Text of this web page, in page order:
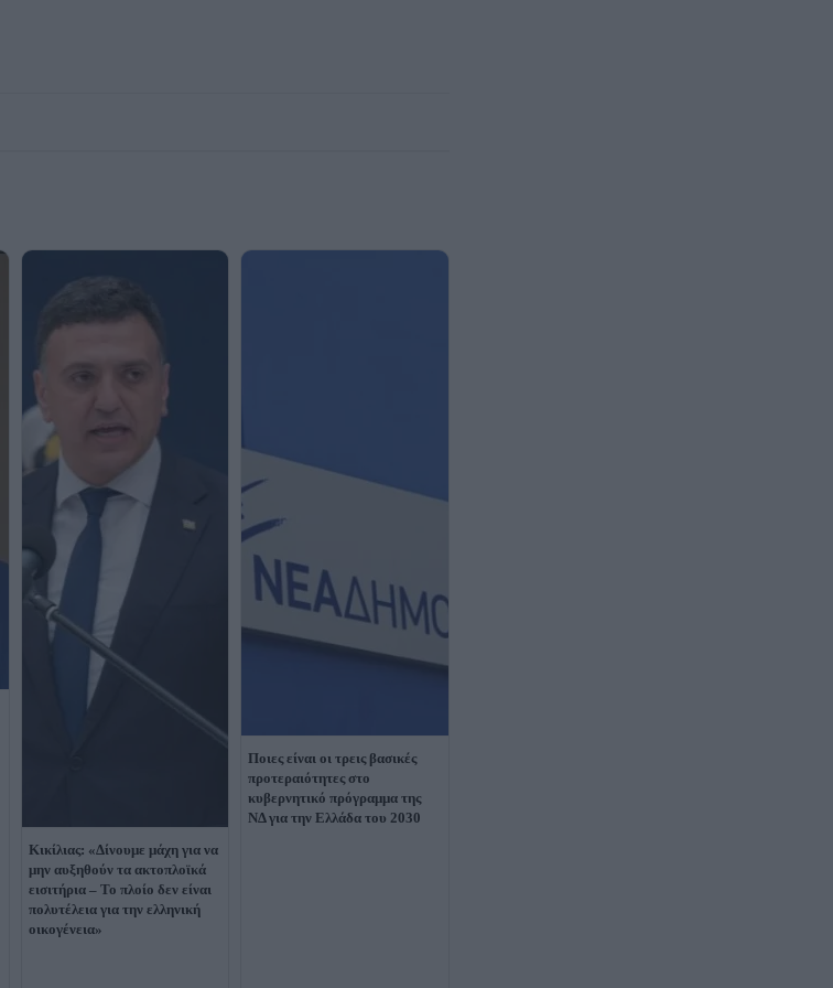
Κικίλιας: «Δίνουμε μάχη για να
μην αυξηθούν τα ακτοπλοϊκά
εισιτήρια – Το πλοίο δεν είναι
πολυτέλεια για την ελληνική
οικογένεια»
Ποιες είναι οι τρεις βασικές
προτεραιότητες στο
κυβερνητικό πρόγραμμα της
ΝΔ για την Ελλάδα του 2030